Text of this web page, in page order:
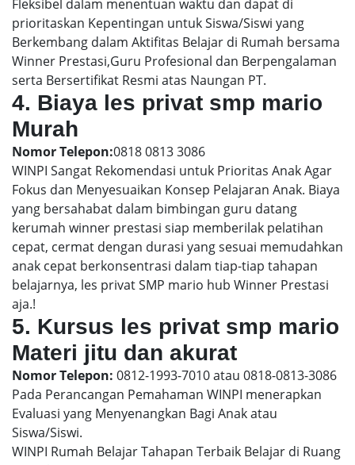
Fleksibel dalam menentuan waktu dan dapat di
prioritaskan Kepentingan untuk Siswa/Siswi yang
Berkembang dalam Aktifitas Belajar di Rumah bersama
Winner Prestasi,Guru Profesional dan Berpengalaman
serta Bersertifikat Resmi atas Naungan PT.
4. Biaya les privat smp mario
Murah
Nomor Telepon:0818 0813 3086
WINPI Sangat Rekomendasi untuk Prioritas Anak Agar
Fokus dan Menyesuaikan Konsep Pelajaran Anak. Biaya
yang bersahabat dalam bimbingan guru datang
kerumah winner prestasi siap memberilak pelatihan
cepat, cermat dengan durasi yang sesuai memudahkan
anak cepat berkonsentrasi dalam tiap-tiap tahapan
belajarnya, les privat SMP mario hub Winner Prestasi
aja.!
5. Kursus les privat smp mario
Materi jitu dan akurat
Nomor Telepon: 0812-1993-7010 atau 0818-0813-3086
Pada Perancangan Pemahaman WINPI menerapkan
Evaluasi yang Menyenangkan Bagi Anak atau
Siswa/Siswi.
WINPI Rumah Belajar Tahapan Terbaik Belajar di Ruang